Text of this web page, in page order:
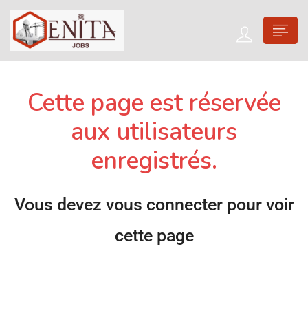
Cette page est réservée
aux utilisateurs
enregistrés.
Vous devez vous connecter pour voir
cette page